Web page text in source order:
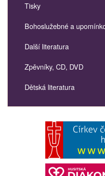
Tisky
Bohoslužebné a
Další literatura
Zpěvníky, CD, DVD
Dětská literatura